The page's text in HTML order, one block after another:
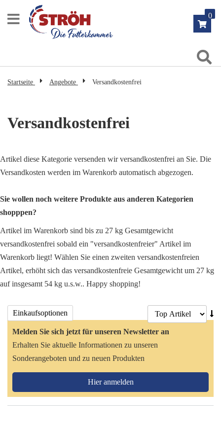
Inhalt
0
Startseite Angebote Versandkostenfrei
Versandkostenfrei
Artikel diese Kategorie versenden wir versandkostenfrei an Sie. Die
Versandkosten werden im Warenkorb automatisch abgezogen.
Sie wollen noch weitere Produkte aus anderen Kategorien
shopppen?
Artikel im Warenkorb sind bis zu 27 kg Gesamtgewicht
versandkostenfrei sobald ein "versandkostenfreier" Artikel im
Warenkorb liegt! Wählen Sie einen zweiten versandkostenfreien
Artikel, erhöht sich das versandkostenfreie Gesamtgewicht um 27 kg
auf insgesamt 54 kg u.s.w.. Happy shopping!
Einkaufsoptionen
Melden Sie sich jetzt für unseren Newsletter an
Erhalten Sie aktuelle Informationen zu unseren
Sonderangeboten und zu neuen Produkten
Hier anmelden